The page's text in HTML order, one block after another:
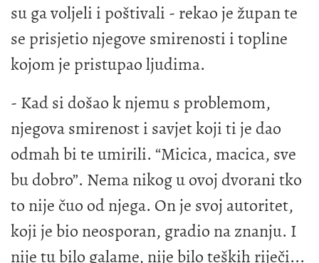
su ga voljeli i poštivali - rekao je župan te
se prisjetio njegove smirenosti i topline
kojom je pristupao ljudima.
- Kad si došao k njemu s problemom,
njegova smirenost i savjet koji ti je dao
odmah bi te umirili. “Micica, macica, sve
bu dobro”. Nema nikog u ovoj dvorani tko
to nije čuo od njega. On je svoj autoritet,
koji je bio neosporan, gradio na znanju. I
nije tu bilo galame, nije bilo teških riječi...